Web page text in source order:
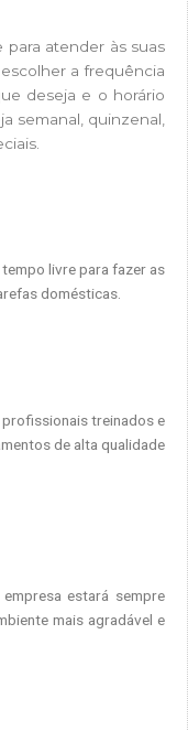
para atender às suas
a frequência
deseja e o horário
semanal, quinzenal,
livre para fazer as
domésticas.
treinados e
de alta qualidade
estará sempre
mais agradável e